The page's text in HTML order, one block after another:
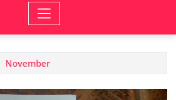
November